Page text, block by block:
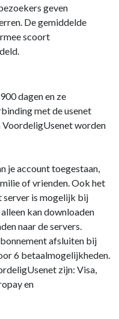
geven
De gemiddelde
scoort
dagen en ze
met de usenet
VoordeligUsenet worden
je account toegestaan,
of vrienden. Ook het
server is mogelijk bij
kan downloaden
naar de servers.
afsluiten bij
6 betaalmogelijkheden.
zijn: Visa,
en